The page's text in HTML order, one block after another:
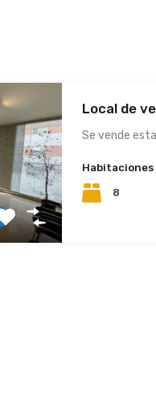
Local de
Se vende
Habitaciones
8